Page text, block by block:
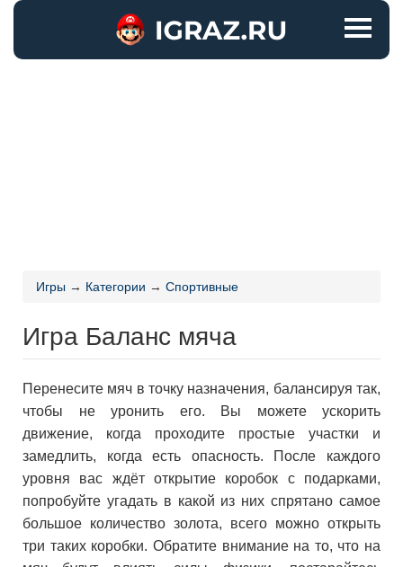
Игры → Категории → Спортивные
Игра Баланс мяча
Перенесите мяч в точку назначения, балансируя так,
чтобы не уронить его. Вы можете ускорить
движение, когда проходите простые участки и
замедлить, когда есть опасность. После каждого
уровня вас ждёт открытие коробок с подарками,
попробуйте угадать в какой из них спрятано самое
большое количество золота, всего можно открыть
три таких коробки. Обратите внимание на то, что на